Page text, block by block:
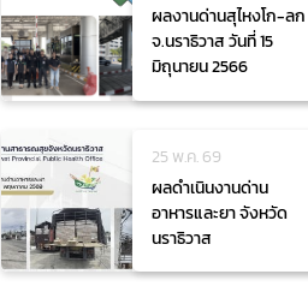
ผลงานด่านสุไหงโก-ลก
จ.นราธิวาส วันที่ 15
มิถุนายน 2566
25 พ.ค. 69
ผลดำเนินงานด่าน
อาหารและยา จังหวัด
นราธิวาส